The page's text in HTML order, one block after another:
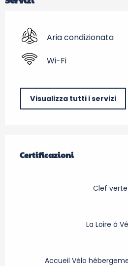
Aria condizionata
Wi-Fi
Visualizza tutti i servizi
Certificazioni
Certificazioni
Clef verte
La Loire à
Accueil Vélo